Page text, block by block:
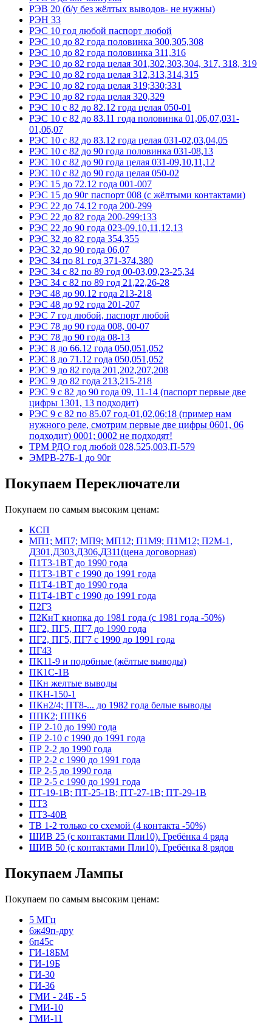
РЭВ 20 (б/у без жёлтых выводов- не нужны)
РЭН 33
РЭС 10 год любой паспорт любой
РЭС 10 до 82 года половинка 300,305,308
РЭС 10 до 82 года половинка 311,316
РЭС 10 до 82 года целая 301,302,303,304, 317, 318, 319
РЭС 10 до 82 года целая 312,313,314,315
РЭС 10 до 82 года целая 319;330;331
РЭС 10 до 82 года целая 320,329
РЭС 10 с 82 до 82.12 года целая 050-01
РЭС 10 с 82 до 83.11 года половинка 01,06,07,031-
01,06,07
РЭС 10 с 82 до 83.12 года целая 031-02,03,04,05
РЭС 10 с 82 до 90 года половинка 031-08,13
РЭС 10 с 82 до 90 года целая 031-09,10,11,12
РЭС 10 с 82 до 90 года целая 050-02
РЭС 15 до 72.12 года 001-007
РЭС 15 до 90г паспорт 008 (с жёлтыми контактами)
РЭС 22 до 74.12 года 200-299
РЭС 22 до 82 года 200-299;133
РЭС 22 до 90 года 023-09,10,11,12,13
РЭС 32 до 82 года 354,355
РЭС 32 до 90 года 06,07
РЭС 34 по 81 год 371-374,380
РЭС 34 с 82 по 89 год 00-03,09,23-25,34
РЭС 34 с 82 по 89 год 21,22,26-28
РЭС 48 до 90.12 года 213-218
РЭС 48 до 92 года 201-207
РЭС 7 год любой, паспорт любой
РЭС 78 до 90 года 008, 00-07
РЭС 78 до 90 года 08-13
РЭС 8 до 66.12 года 050,051,052
РЭС 8 до 71.12 года 050,051,052
РЭС 9 до 82 года 201,202,207,208
РЭС 9 до 82 года 213,215-218
РЭС 9 с 82 до 90 года 09, 11-14 (паспорт первые две
цифры 1301, 13 подходит)
РЭС 9 с 82 по 85.07 год-01,02,06;18 (пример нам
нужного реле, смотрим первые две цифры 0601, 06
подходит) 0001; 0002 не подходят!
ТРМ РДО год любой 028,525,003,П-579
ЭМРВ-27Б-1 до 90г
Покупаем Переключатели
Покупаем по самым высоким ценам:
КСП
МП1; МП7; МП9; МП12; П1М9; П1М12; П2М-1,
Д301,Д303,Д306,Д311(цена договорная)
П1Т3-1ВТ до 1990 года
П1Т3-1ВТ с 1990 до 1991 года
П1Т4-1ВТ до 1990 года
П1Т4-1ВТ с 1990 до 1991 года
П2Г3
П2КнТ кнопка до 1981 года (с 1981 года -50%)
ПГ2, ПГ5, ПГ7 до 1990 года
ПГ2, ПГ5, ПГ7 с 1990 до 1991 года
ПГ43
ПК11-9 и подобные (жёлтые выводы)
ПК1С-1В
ПКн желтые выводы
ПКН-150-1
ПКн2/4; ПТ8-... до 1982 года белые выводы
ППК2; ППК6
ПР 2-10 до 1990 года
ПР 2-10 с 1990 до 1991 года
ПР 2-2 до 1990 года
ПР 2-2 с 1990 до 1991 года
ПР 2-5 до 1990 года
ПР 2-5 с 1990 до 1991 года
ПТ-19-1В; ПТ-25-1В; ПТ-27-1В; ПТ-29-1В
ПТ3
ПТ3-40В
ТВ 1-2 только со схемой (4 контакта -50%)
ШИВ 25 (с контактами Пли10). Гребёнка 4 ряда
ШИВ 50 (с контактами Пли10). Гребёнка 8 рядов
Покупаем Лампы
Покупаем по самым высоким ценам:
5 МГц
6ж49п-дру
6п45с
ГИ-18БМ
ГИ-19Б
ГИ-30
ГИ-36
ГМИ - 24Б - 5
ГМИ-10
ГМИ-11